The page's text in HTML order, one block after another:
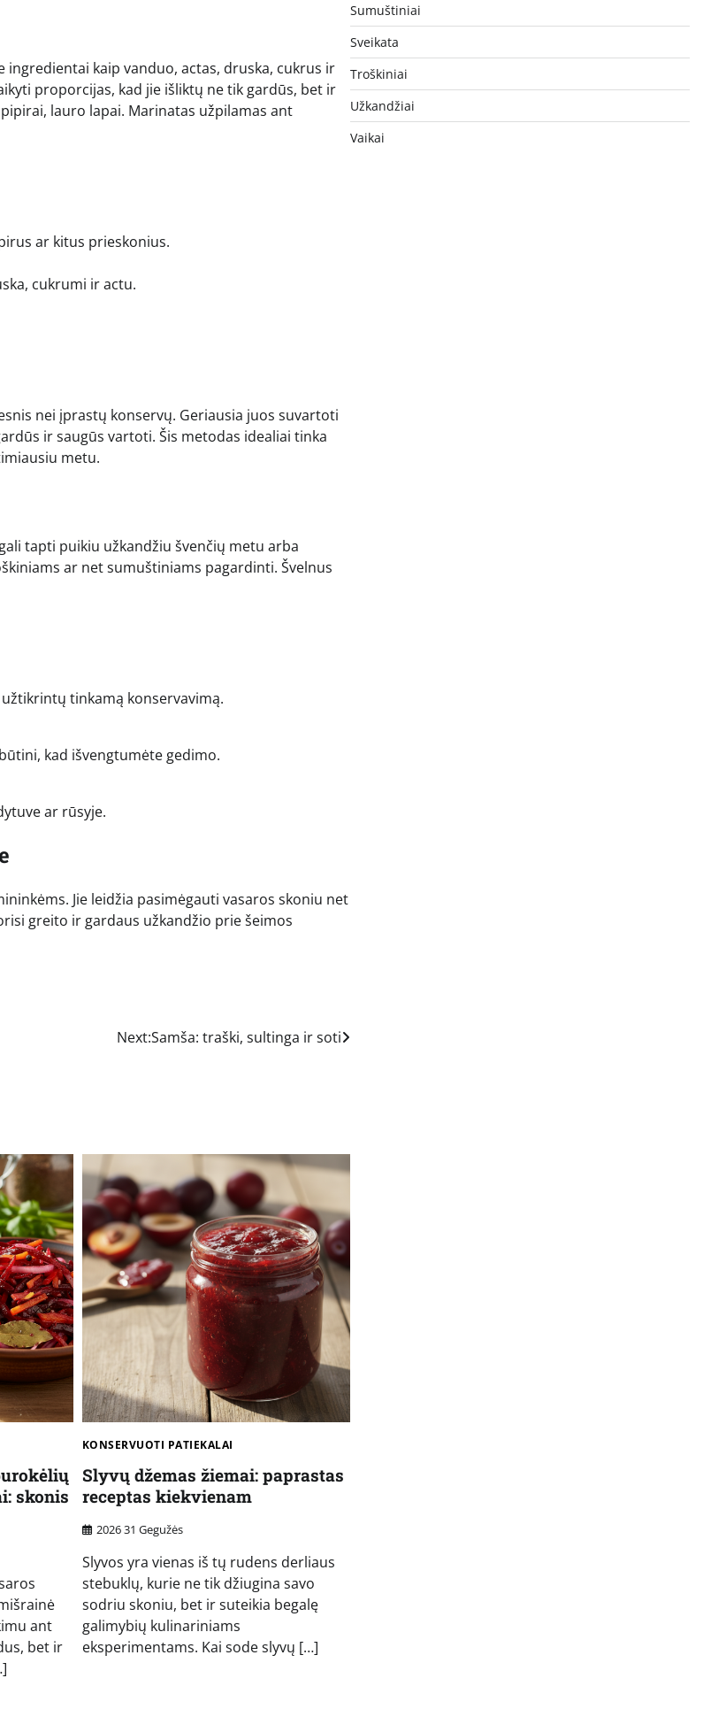
kaip vanduo, actas, druska, cukrus ir
proporcijas, kad jie išliktų ne tik gardūs, bet ir
lauro lapai. Marinatas užpilamas ant
ar kitus prieskonius.
cukrumi ir actu.
nei įprastų konservų. Geriausia juos suvartoti
ir saugūs vartoti. Šis metodas idealiai tinka
metu.
tapti puikiu užkandžiu švenčių metu arba
ar net sumuštiniams pagardinti. Švelnus
tinkamą konservavimą.
kad išvengtumėte gedimo.
ar rūsyje.
Jie leidžia pasimėgauti vasaros skoniu net
greito ir gardaus užkandžio prie šeimos
Next:Samša: traški, sultinga ir soti
skonis
ant
bet ir
KONSERVUOTI PATIEKALAI
Slyvų džemas žiemai: paprastas
receptas kiekvienam
2026 31 Gegužės
Slyvos yra vienas iš tų rudens derliaus
stebuklų, kurie ne tik džiugina savo
sodriu skoniu, bet ir suteikia begalę
galimybių kulinariniams
eksperimentams. Kai sode slyvų […]
Sumuštiniai
Sveikata
Troškiniai
Užkandžiai
Vaikai